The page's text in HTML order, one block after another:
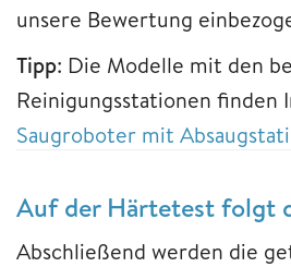
unsere Bewertung
Tipp: Die Modelle mit den
Reinigungsstationen finden
Saugroboter mit
Auf der Härtetest folgt
Abschließend werden die